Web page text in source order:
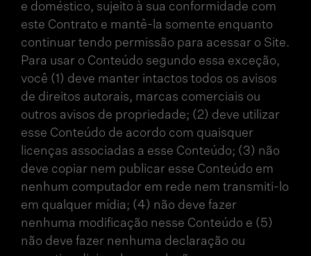
e doméstico, sujeito à sua conformidade com
este Contrato e mantê-la somente enquanto
continuar tendo permissão para acessar o Site.
Para usar o Conteúdo segundo essa exceção,
você (1) deve manter intactos todos os avisos
de direitos autorais, marcas comerciais ou
outros avisos de propriedade; (2) deve utilizar
esse Conteúdo de acordo com quaisquer
licenças associadas a esse Conteúdo; (3) não
deve copiar nem publicar esse Conteúdo em
nenhum computador em rede nem transmiti-lo
em qualquer mídia; (4) não deve fazer
nenhuma modificação nesse Conteúdo e (5)
não deve fazer nenhuma declaração ou